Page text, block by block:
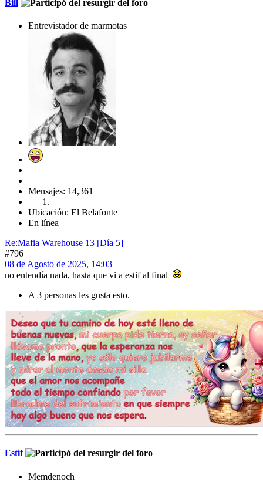
Bill
Entrevistador de marmotas
Mensajes: 14,361
Ubicación: El Belafonte
En línea
Re:Mafia Warehouse 13 [Día 5]
#796
08 de Agosto de 2025, 14:03
no entendía nada, hasta que vi a estif al final
A 3 personas les gusta esto.
Estif
Memdenoch